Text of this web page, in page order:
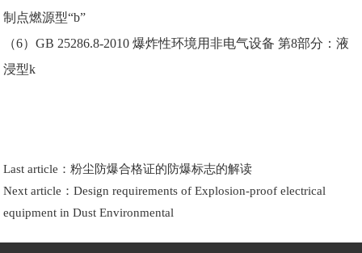
制点燃源型“b”
（6）GB 25286.8-2010 爆炸性环境用非电气设备 第8部分：液
浸型k
Last article：粉尘防爆合格证的防爆标志的解读
Next article：Design requirements of Explosion-proof electrical
equipment in Dust Environmental